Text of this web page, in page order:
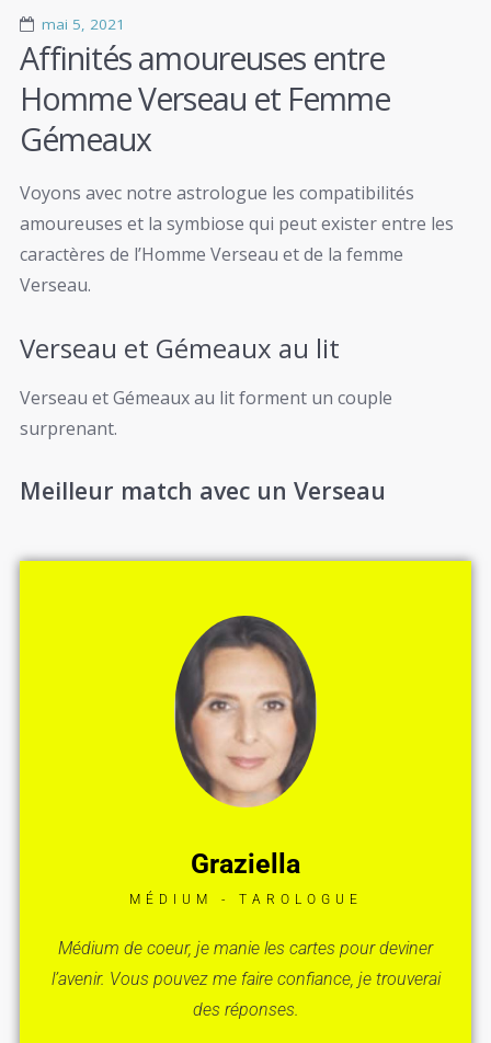
mai 5, 2021
Affinités amoureuses entre
Homme Verseau et Femme
Gémeaux
Voyons avec notre astrologue les compatibilités
amoureuses et la symbiose qui peut exister entre les
caractères de l’Homme Verseau et de la femme
Verseau.
Verseau et Gémeaux au lit
Verseau et Gémeaux au lit forment un couple
surprenant.
Meilleur match avec un Verseau
Graziella
MÉDIUM - TAROLOGUE
Médium de coeur, je manie les cartes pour deviner
l’avenir. Vous pouvez me faire confiance, je trouverai
des réponses.